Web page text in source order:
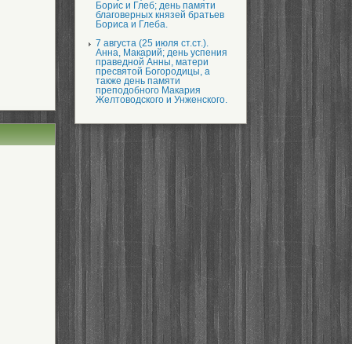
Борис и Глеб; день памяти
благоверных князей братьев
Бориса и Глеба.
7 августа (25 июля ст.ст.).
Анна, Макарий; день успения
праведной Анны, матери
пресвятой Богородицы, а
также день памяти
преподобного Макария
Желтоводского и Унженского.